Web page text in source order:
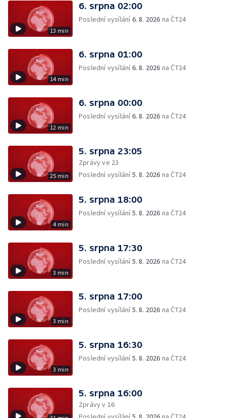
13 min
6. srpna 02:00
Poslední vysílání6. 8. 2026 na ČT24
14 min
6. srpna 01:00
Poslední vysílání6. 8. 2026 na ČT24
12 min
6. srpna 00:00
Poslední vysílání6. 8. 2026 na ČT24
25 min
5. srpna 23:05
Zprávy ve 23
Poslední vysílání5. 8. 2026 na ČT24
4 min
5. srpna 18:00
Poslední vysílání5. 8. 2026 na ČT24
3 min
5. srpna 17:30
Poslední vysílání5. 8. 2026 na ČT24
3 min
5. srpna 17:00
Poslední vysílání5. 8. 2026 na ČT24
3 min
5. srpna 16:30
Poslední vysílání5. 8. 2026 na ČT24
5. srpna 16:00
Zprávy v 16